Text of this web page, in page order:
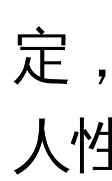
定
人